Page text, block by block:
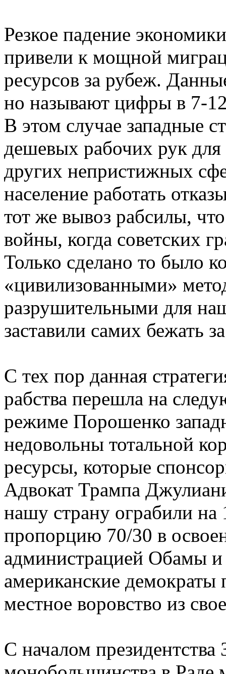
Резкое падение
привели к мощной
ресурсов за рубеж.
но называют цифры в 7-
В этом случае западные
дешевых рабочих рук для
других непристижных
население работать
тот же вывоз рабсилы,
войны, когда советских
Только сделано то было
«цивилизованными»
разрушительными для
заставили самих бежать
С тех пор данная
рабства перешла на
режиме Порошенко
недовольны тотальной
ресурсы, которые
Адвокат Трампа
нашу страну ограбили
пропорцию 70/30 в
администрацией Обамы
американские демократы
местное воровство из
С началом